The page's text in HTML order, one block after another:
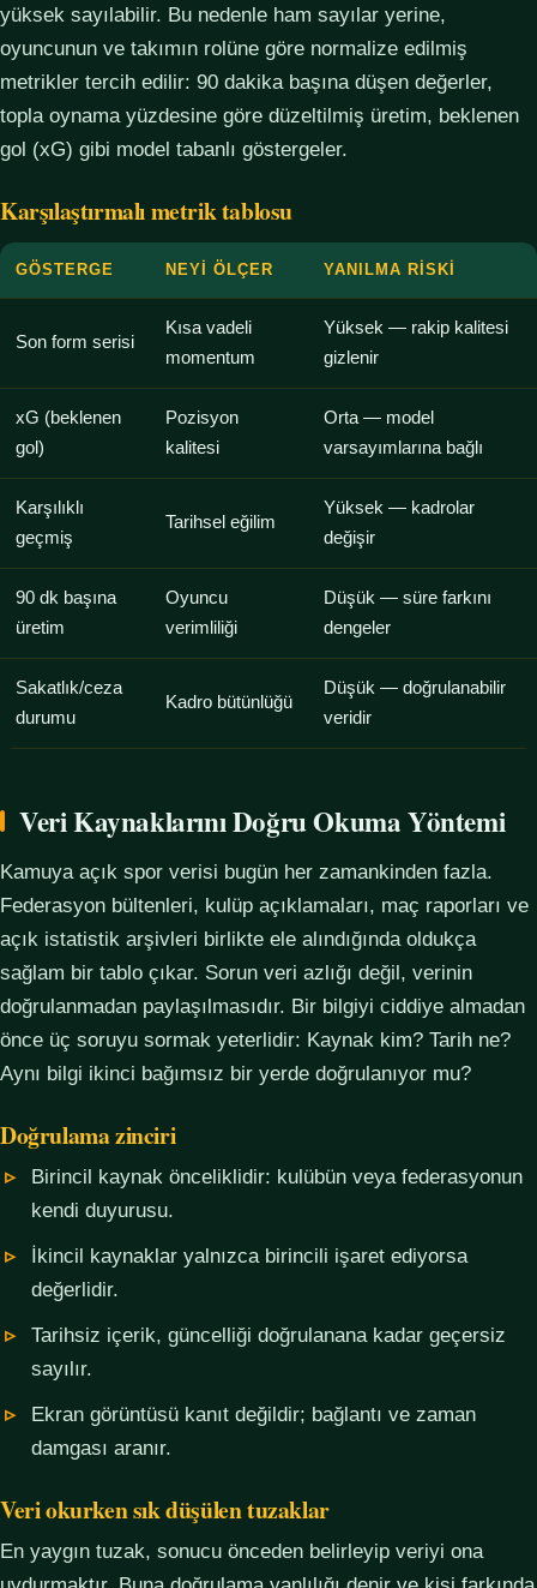
yüksek sayılabilir. Bu nedenle ham sayılar yerine,
oyuncunun ve takımın rolüne göre normalize edilmiş
metrikler tercih edilir: 90 dakika başına düşen değerler,
topla oynama yüzdesine göre düzeltilmiş üretim, beklenen
gol (xG) gibi model tabanlı göstergeler.
Karşılaştırmalı metrik tablosu
GÖSTERGE NEYI ÖLÇER YANILMA RISKI
Son form serisi
Kısa vadeli
momentum
Yüksek — rakip kalitesi
gizlenir
xG (beklenen
gol)
Pozisyon
kalitesi
Orta — model
varsayımlarına bağlı
Karşılıklı
geçmiş
Tarihsel eğilim
Yüksek — kadrolar
değişir
90 dk başına
üretim
Oyuncu
verimliliği
Düşük — süre farkını
dengeler
Sakatlık/ceza
durumu
Kadro bütünlüğü
Düşük — doğrulanabilir
veridir
Veri Kaynaklarını Doğru Okuma Yöntemi
Kamuya açık spor verisi bugün her zamankinden fazla.
Federasyon bültenleri, kulüp açıklamaları, maç raporları ve
açık istatistik arşivleri birlikte ele alındığında oldukça
sağlam bir tablo çıkar. Sorun veri azlığı değil, verinin
doğrulanmadan paylaşılmasıdır. Bir bilgiyi ciddiye almadan
önce üç soruyu sormak yeterlidir: Kaynak kim? Tarih ne?
Aynı bilgi ikinci bağımsız bir yerde doğrulanıyor mu?
Doğrulama zinciri
Birincil kaynak önceliklidir: kulübün veya federasyonun
kendi duyurusu.
İkincil kaynaklar yalnızca birincili işaret ediyorsa
değerlidir.
Tarihsiz içerik, güncelliği doğrulanana kadar geçersiz
sayılır.
Ekran görüntüsü kanıt değildir; bağlantı ve zaman
damgası aranır.
Veri okurken sık düşülen tuzaklar
En yaygın tuzak, sonucu önceden belirleyip veriyi ona